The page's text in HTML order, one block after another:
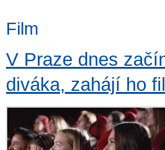
Film
V Praze dnes
diváka, zahájí ho